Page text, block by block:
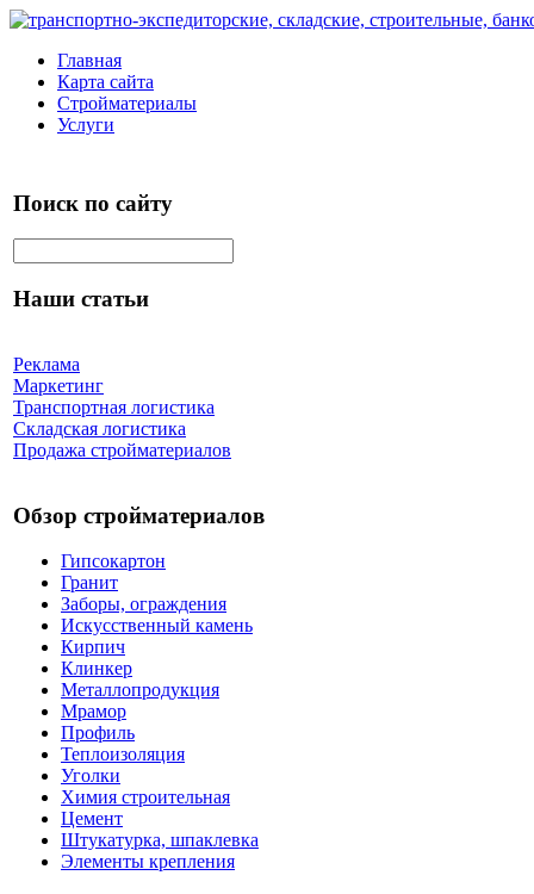
Главная
Карта сайта
Стройматериалы
Услуги
Поиск по сайту
Наши статьи
Реклама
Маркетинг
Транспортная логистика
Складская логистика
Продажа стройматериалов
Обзор стройматериалов
Гипсокартон
Гранит
Заборы, ограждения
Искусственный камень
Кирпич
Клинкер
Металлопродукция
Мрамор
Профиль
Теплоизоляция
Уголки
Химия строительная
Цемент
Штукатурка, шпаклевка
Элементы крепления